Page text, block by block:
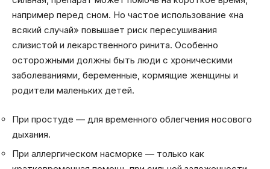
например перед сном. Но частое использование «на
всякий случай» повышает риск пересушивания
слизистой и лекарственного ринита. Особенно
осторожными должны быть люди с хроническими
заболеваниями, беременные, кормящие женщины и
родители маленьких детей.
При простуде — для временного облегчения носового
дыхания.
При аллергическом насморке — только как